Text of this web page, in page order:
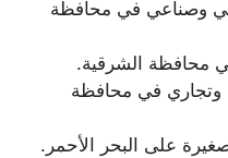
وصناعي في محافظة
محافظة الشرقية.
في محافظة
على البحر الأحمر.